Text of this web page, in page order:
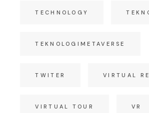
TECHNOLOGY
TEKNOLOGIMETAVERSE
TWITER VIRTUAL
VIRTUAL TOUR VR